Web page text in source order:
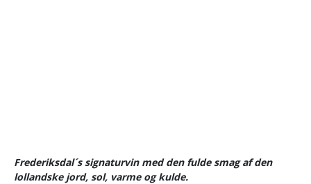
Frederiksdal´s signaturvin med den fulde smag af den
lollandske jord, sol, varme og kulde.